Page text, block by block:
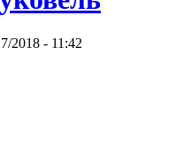
2018 - 11:42